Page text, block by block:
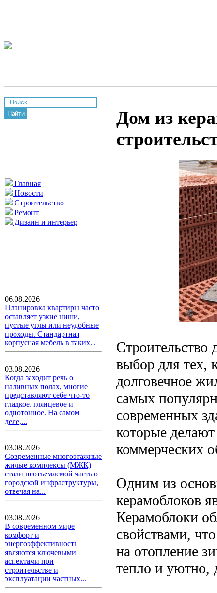
Найти
Главная
Новости
Строительство
Ремонт
Дизайн и интерьер
06.08.2026
Планировка квартиры часто
оставляет узкие ниши,
пустые углы или неудобные
проходы. Стандартная
корпусная мебель в таких...
03.08.2026
Когда заходит речь о
наливных полах, многие
представляют себе что-то
гладкое, глянцевое и
однотонное. На самом
деле,...
03.08.2026
Современные многоэтажные
жилые комплексы (МЖК)
стали неотъемлемой частью
городской инфраструктуры,
отвечая на...
03.08.2026
В современном мире
комфорт и
энергоэффективность
являются ключевыми
аспектами при
строительстве и
эксплуатации частных...
Дом из
Строительство
выбор для тех,
долговечное
самых
современных
которые
коммерческих
Одним из
керамоблоков
Керамоблоки
свойствами,
на отопление
тепло и уютно,